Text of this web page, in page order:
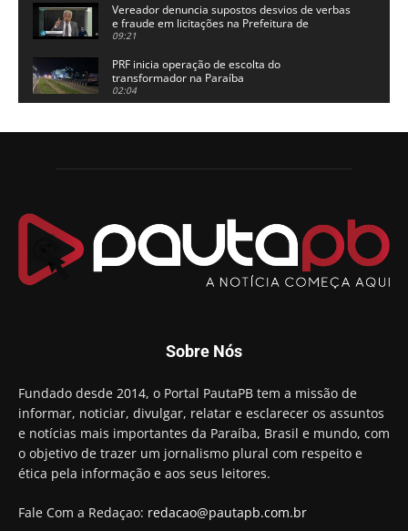
Vereador denuncia supostos desvios de verbas
e fraude em licitações na Prefeitura de
Alhandra
09:21
PRF inicia operação de escolta do
transformador na Paraíba
02:04
candidatura a governador da Paraíba
Chapa dos sonhos: Cícero agradece a Galdino,
Arthur Lira parabeniza Karla Pimentel por sua
reeleição em Conde
00:23
Aguinaldo Ribeiro destaca apoio do PP a Hugo
preso e faz vídeo na cadeia
Hugo Motta retira projeto que permitia bancos
"confiscar" dinheiro de clientes
01:49
Descaso da gestão Panta deixa crianças e
professoras 'ilhadas' em creche
00:16
Sobre Nós
Fundado desde 2014, o Portal PautaPB tem a missão de
informar, noticiar, divulgar, relatar e esclarecer os assuntos
e notícias mais importantes da Paraíba, Brasil e mundo, com
o objetivo de trazer um jornalismo plural com respeito e
ética pela informação e aos seus leitores.
Fale Com a Redaçao: redacao@pautapb.com.br